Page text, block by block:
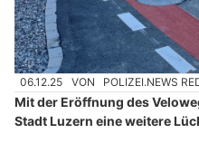
06.12.25 VON POLIZEI.NEWS
Mit der Eröffnung des
Stadt Luzern eine weitere